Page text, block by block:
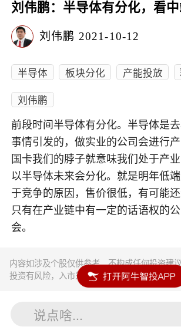
刘伟鹏：半导体有分化，看
刘伟鹏 2021-10-12
半导体 板块分化 产能投放
刘伟鹏
前段时间半导体有分化。半导体是
事情引发的，做实业的公司会进行
国卡我们的脖子就意味我们处于产
以半导体未来会分化。就是明年低
于竞争的原因，售价很低，有可能
只有在产业链中有一定的话语权的
会。
内容如涉及个股仅供参考，不构成任何投资建
投资有风险，入市须谨慎。
说点啥...